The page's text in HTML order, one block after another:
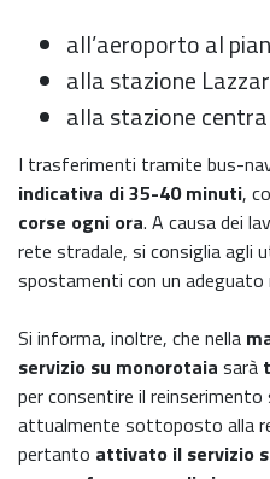
all’aeroporto al
alla stazione
alla stazione
I trasferimenti tramite bus-
indicativa di 35-40 minuti,
corse ogni ora. A causa dei
rete stradale, si consiglia agli
spostamenti con un adeguato
Si informa, inoltre, che nella
servizio su monorotaia sarà
per consentire il reinserimento
attualmente sottoposto alla
pertanto attivato il servizio